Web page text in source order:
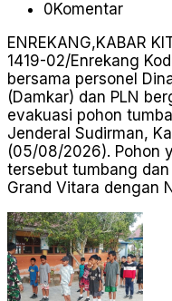
0Komentar
ENREKANG,KABAR
1419-02/Enrekang
bersama personel
(Damkar) dan PLN
evakuasi pohon
Jenderal Sudirman,
(05/08/2026). Pohon
tersebut tumbang
Grand Vitara dengan